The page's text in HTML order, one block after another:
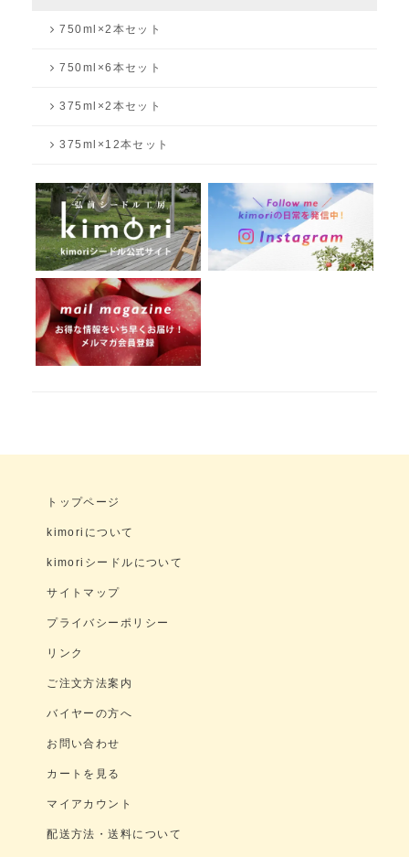
750ml×2本セット
750ml×6本セット
375ml×2本セット
375ml×12本セット
トップページ
kimoriについて
kimoriシードルについて
サイトマップ
プライバシーポリシー
リンク
ご注文方法案内
バイヤーの方へ
お問い合わせ
カートを見る
マイアカウント
配送方法・送料について